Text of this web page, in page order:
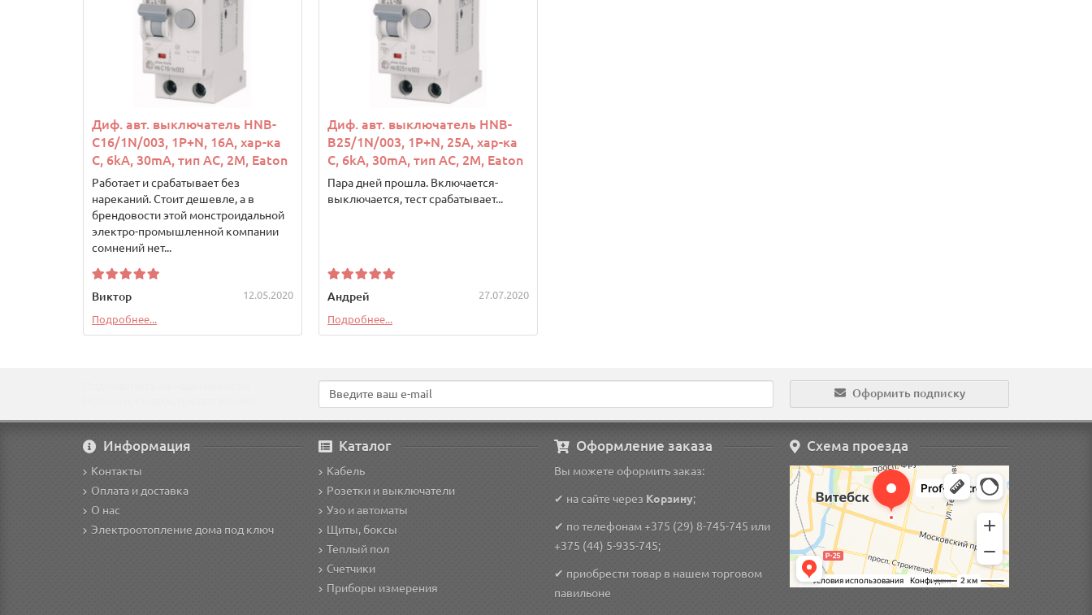
Диф. авт. выключатель HNB-
C16/1N/003, 1P+N, 16A, хар-ка
C, 6kA, 30mA, тип АC, 2M, Eaton
Работает и срабатывает без
нареканий. Стоит дешевле, а в
брендовости этой монстроидальной
электро-промышленной компании
сомнений нет...
Виктор 12.05.2020
Подробнее...
Диф. авт. выключатель HNB-
B25/1N/003, 1P+N, 25A, хар-ка
C, 6kA, 30mA, тип АC, 2M, Eaton
Пара дней прошла. Включается-
выключается, тест срабатывает...
Андрей 27.07.2020
Подробнее...
Оформить подписку
Информация
Контакты
Оплата и доставка
О нас
Электроотопление дома под ключ
Каталог
Кабель
Розетки и выключатели
Узо и автоматы
Щиты, боксы
Теплый пол
Счетчики
Приборы измерения
Оформление заказа
Вы можете оформить заказ:
✔ на сайте через Корзину;
✔ по телефонам+375 (29) 8-745-745 или
+375 (44) 5-935-745;
✔ приобрести товар в нашем торговом
павильоне
Схема проезда